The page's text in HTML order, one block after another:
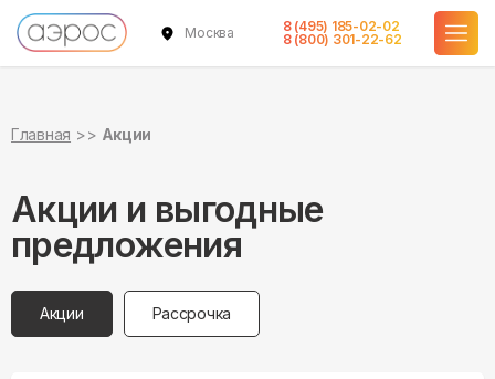
Москва
8 (495) 185-02-02
8 (800) 301-22-62
Главная Акции
Акции и выгодные
предложения
Акции Рассрочка